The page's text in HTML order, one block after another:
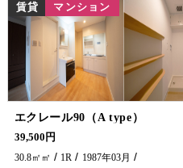
賃貸 マンション
エクレール90（A type）
外装・内装リニューアル フリーレント2カ月つきました！ 単身の方おすすめですよー！ スーパー・コンビニ・金融機関・病院近く便利です(*^^*) 延岡市で賃貸物件・アパート・マンションをお探しなら、五ヶ瀬不動産へお問い合わせください！！
39,500円
30.8㎡㎡
1R 1987年03月